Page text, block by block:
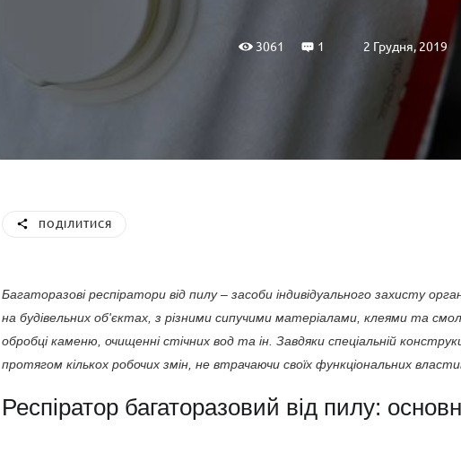
3061 1 2 Грудня, 2019
ПОДІЛИТИСЯ
Багаторазові респіратори від пилу – засоби індивідуального захисту
на будівельних об'єктах, з різними сипучими матеріалами, клеями та
обробці каменю, очищенні стічних вод та ін. Завдяки спеціальній
протягом кількох робочих змін, не втрачаючи своїх функціональних
Респіратор багаторазовий від пилу: